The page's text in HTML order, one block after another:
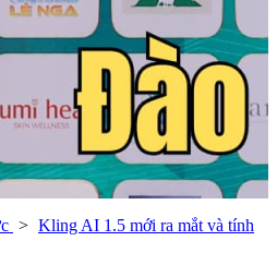
Kling AI 1.5 mới ra mắt và tính